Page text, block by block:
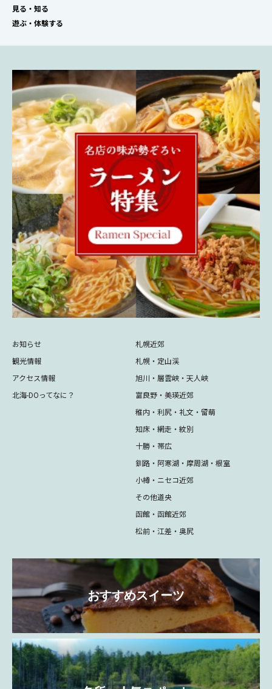
見る・知る
遊ぶ・体験する
お知らせ
観光情報
アクセス情報
北海-DOってなに？
札幌近郊
札幌・定山渓
旭川・層雲峡・天人峡
富良野・美瑛近郊
稚内・利尻・礼文・留萌
知床・網走・紋別
十勝・帯広
釧路・阿寒湖・摩周湖・根室
小樽・ニセコ近郊
その他道央
函館・函館近郊
松前・江差・奥尻
おすすめスイーツ